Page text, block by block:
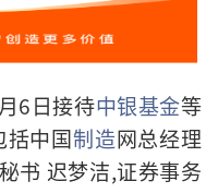
6日接待中银基金等
括中国制造网总经理
书 迟梦洁,证券事务